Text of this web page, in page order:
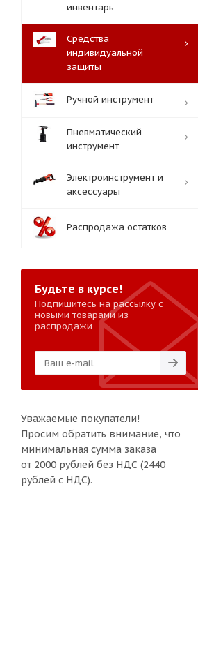
инвентарь
Средства
индивидуальной
защиты
Ручной инструмент
Пневматический
инструмент
Электроинструмент и
аксессуары
Распродажа остатков
Будьте в курсе!
Подпишитесь на рассылку с
новыми товарами из
распродажи
Уважаемые покупатели!
Просим обратить внимание, что
минимальная сумма заказа
от 2000 рублей без НДС (2440
рублей с НДС).